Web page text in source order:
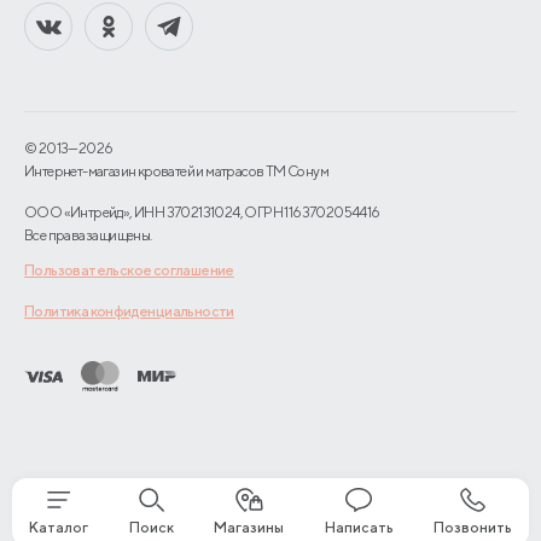
© 2013—2026
Интернет-магазин кроватей и матрасов TM Сонум
ООО «Интрейд», ИНН 3702131024, ОГРН 1163702054416
Все права защищены.
Пользовательское соглашение
Политика конфиденциальности
Каталог Поиск Магазины Написать Позвонить